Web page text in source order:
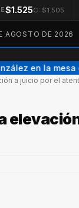
$1.525C: $1.505
AGOSTO DE 2026
en la mesa
a juicio por el